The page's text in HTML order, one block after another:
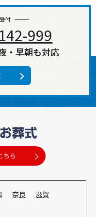
付
999
・早朝も対応
ちら
奈良
滋賀